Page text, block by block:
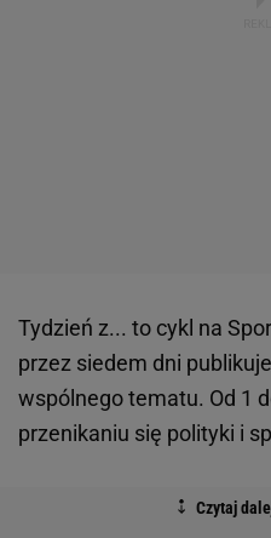
Tydzień z... to cykl na
przez siedem dni
wspólnego tematu. Od 1
przenikaniu się polityki i